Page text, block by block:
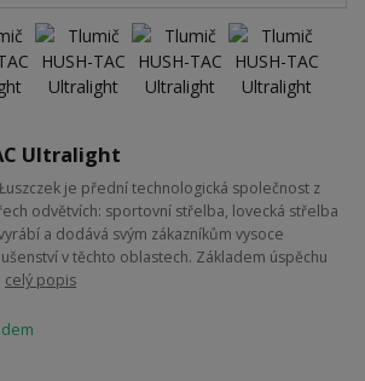
Ultralight
je přední technologická společnost z
odvětvích: sportovní střelba, lovecká střelba
a dodává svým zákazníkům vysoce
v těchto oblastech. Základem úspěchu
celý popis